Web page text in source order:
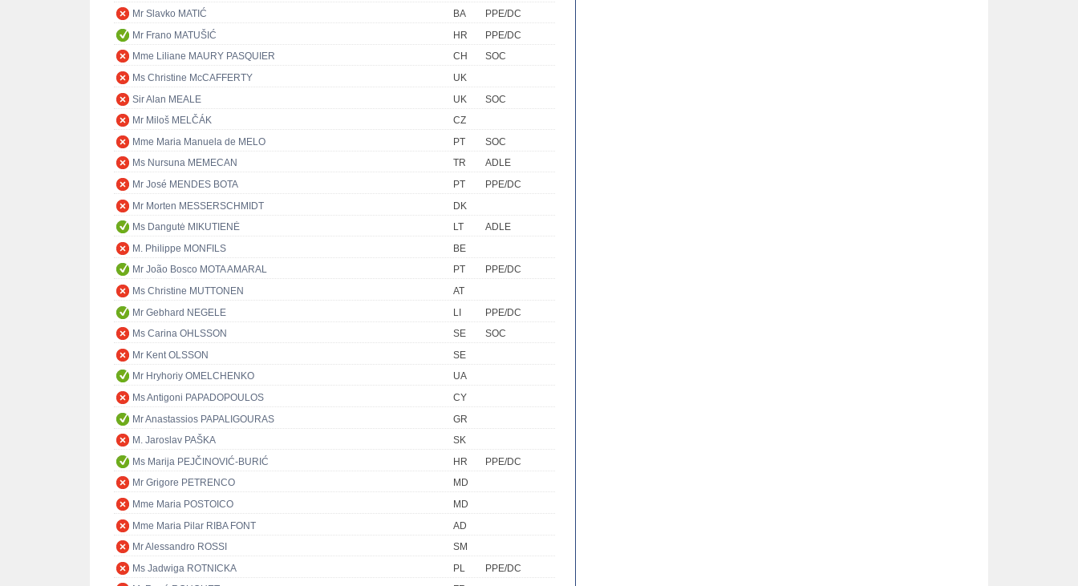
Mr Slavko MATIĆ
BA
PPE/DC
Mr Frano MATUŠIĆ
HR
PPE/DC
Mme Liliane MAURY PASQUIER
CH
SOC
Ms Christine McCAFFERTY
UK
Sir Alan MEALE
UK
SOC
Mr Miloš MELČÁK
CZ
Mme Maria Manuela de MELO
PT
SOC
Ms Nursuna MEMECAN
TR
ADLE
Mr José MENDES BOTA
PT
PPE/DC
Mr Morten MESSERSCHMIDT
DK
Ms Dangutė MIKUTIENĖ
LT
ADLE
M. Philippe MONFILS
BE
Mr João Bosco MOTA AMARAL
PT
PPE/DC
Ms Christine MUTTONEN
AT
Mr Gebhard NEGELE
LI
PPE/DC
Ms Carina OHLSSON
SE
SOC
Mr Kent OLSSON
SE
Mr Hryhoriy OMELCHENKO
UA
Ms Antigoni PAPADOPOULOS
CY
Mr Anastassios PAPALIGOURAS
GR
M. Jaroslav PAŠKA
SK
Ms Marija PEJČINOVIĆ-BURIĆ
HR
PPE/DC
Mr Grigore PETRENCO
MD
Mme Maria POSTOICO
MD
Mme Maria Pilar RIBA FONT
AD
Mr Alessandro ROSSI
SM
Ms Jadwiga ROTNICKA
PL
PPE/DC